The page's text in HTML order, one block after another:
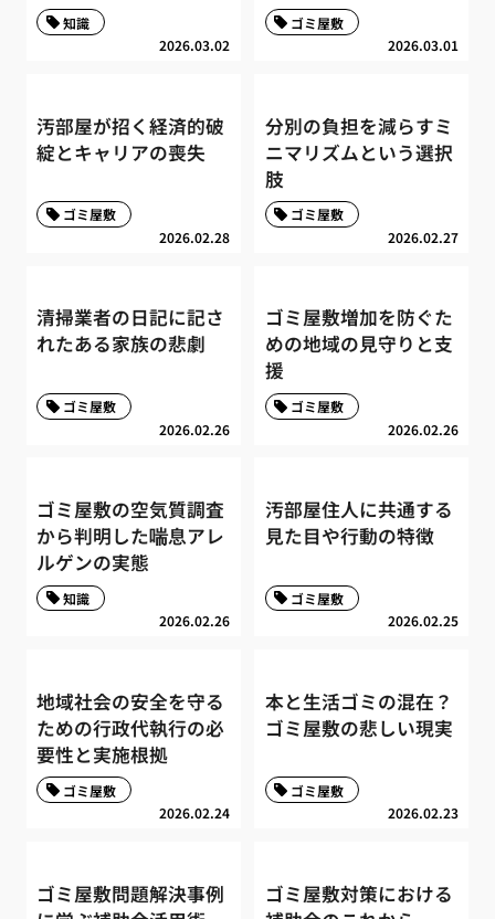
2026.03.02
知識
2026.03.01
ゴミ屋敷
汚部屋が招く経済的破
綻とキャリアの喪失
2026.02.28
ゴミ屋敷
分別の負担を減らすミ
ニマリズムという選択
肢
2026.02.27
ゴミ屋敷
清掃業者の日記に記さ
れたある家族の悲劇
2026.02.26
ゴミ屋敷
ゴミ屋敷増加を防ぐた
めの地域の見守りと支
援
2026.02.26
ゴミ屋敷
ゴミ屋敷の空気質調査
から判明した喘息アレ
ルゲンの実態
2026.02.26
知識
汚部屋住人に共通する
見た目や行動の特徴
2026.02.25
ゴミ屋敷
地域社会の安全を守る
ための行政代執行の必
要性と実施根拠
2026.02.24
ゴミ屋敷
本と生活ゴミの混在？
ゴミ屋敷の悲しい現実
2026.02.23
ゴミ屋敷
ゴミ屋敷問題解決事例
ゴミ屋敷対策における